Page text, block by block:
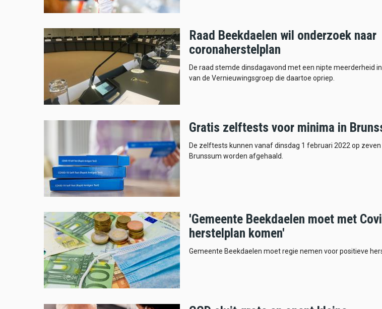
Raad Beekdaelen wil onderzoek naar
coronaherstelplan
De raad stemde dinsdagavond met een nipte meerderheid
van de Vernieuwingsgroep die daartoe opriep.
Gratis zelftests voor minima in
De zelftests kunnen vanaf dinsdag 1 februari 2022 op zeven
Brunssum worden afgehaald.
'Gemeente Beekdaelen moet met
herstelplan komen'
Gemeente Beekdaelen moet regie nemen voor positieve